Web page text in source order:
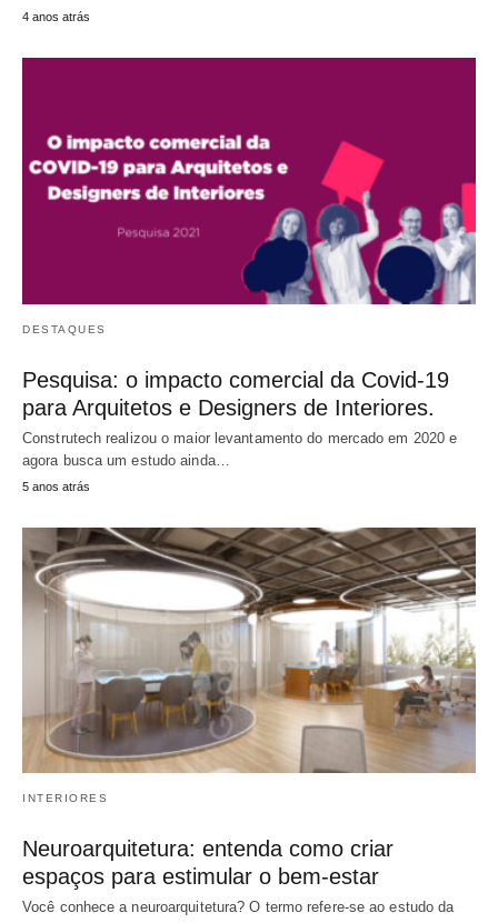
4 anos atrás
DESTAQUES
Pesquisa: o impacto comercial da Covid-19
para Arquitetos e Designers de Interiores.
Construtech realizou o maior levantamento do mercado em 2020 e
agora busca um estudo ainda…
5 anos atrás
INTERIORES
Neuroarquitetura: entenda como criar
espaços para estimular o bem-estar
Você conhece a neuroarquitetura? O termo refere-se ao estudo da